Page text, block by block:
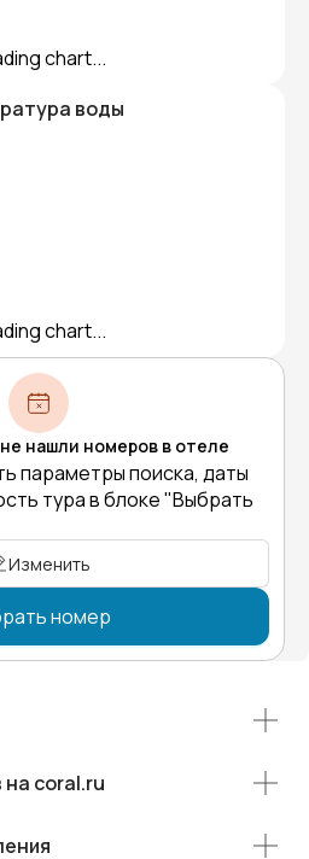
chart...
воды
chart...
нашли номеров в отеле
параметры поиска, даты
тура в блоке "Выбрать
Изменить
номер
на coral.ru